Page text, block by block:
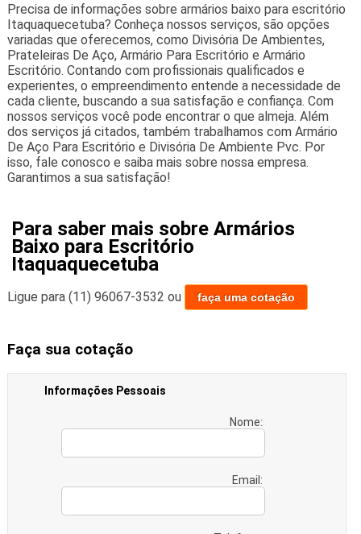
Precisa de informações sobre armários baixo para escritório
Itaquaquecetuba? Conheça nossos serviços, são opções
variadas que oferecemos, como Divisória De Ambientes,
Prateleiras De Aço, Armário Para Escritório e Armário
Escritório. Contando com profissionais qualificados e
experientes, o empreendimento entende a necessidade de
cada cliente, buscando a sua satisfação e confiança. Com
nossos serviços você pode encontrar o que almeja. Além
dos serviços já citados, também trabalhamos com Armário
De Aço Para Escritório e Divisória De Ambiente Pvc. Por
isso, fale conosco e saiba mais sobre nossa empresa.
Garantimos a sua satisfação!
Para saber mais sobre Armários
Baixo para Escritório
Itaquaquecetuba
Ligue para (11) 96067-3532 ou faça uma cotação
Faça sua cotação
Informações Pessoais
Nome:
Email: